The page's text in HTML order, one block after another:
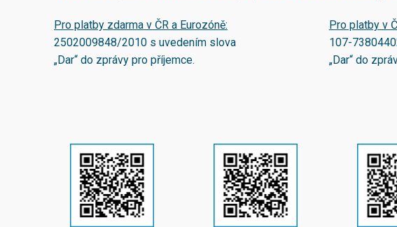
Pro platby zdarma v ČR a Eurozóně:
2502009848/2010 s uvedením slova
„Dar“ do zprávy pro příjemce.
Pro platby v
107-
„Dar“ do